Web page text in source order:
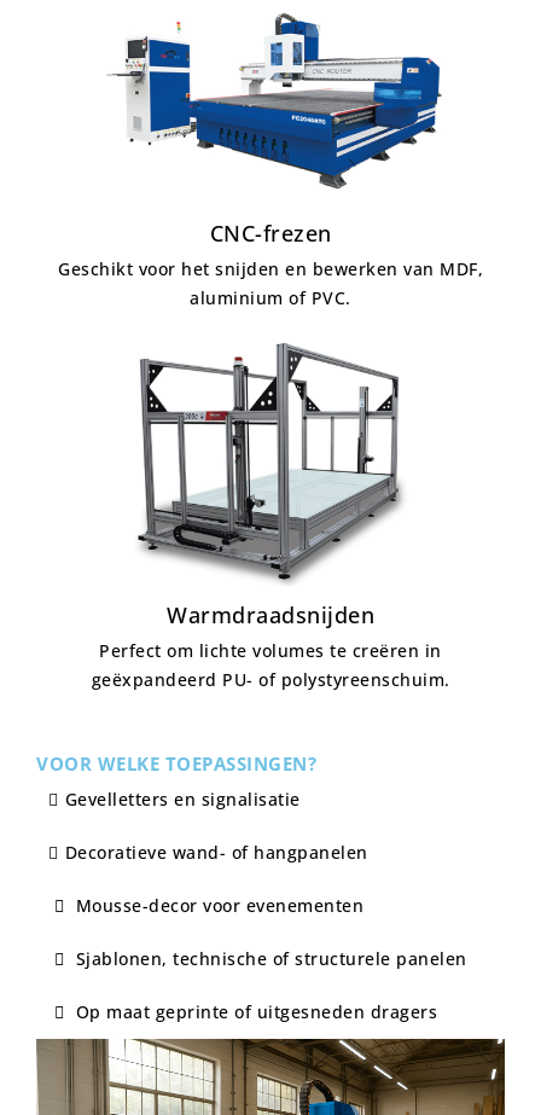
CNC-frezen
Geschikt voor het snijden en bewerken van MDF,
aluminium of PVC.
Warmdraadsnijden
Perfect om lichte volumes te creëren in
geëxpandeerd PU- of polystyreenschuim.
VOOR WELKE TOEPASSINGEN?
Gevelletters en signalisatie
Decoratieve wand- of hangpanelen
Mousse-decor voor evenementen
Sjablonen, technische of structurele panelen
Op maat geprinte of uitgesneden dragers